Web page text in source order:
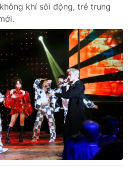
Infographic
Shorts video
VTV Thể thao
Bất động sản
Tấm lòng Việt
Vươn mình bằng AI
khí sôi động, trẻ trung